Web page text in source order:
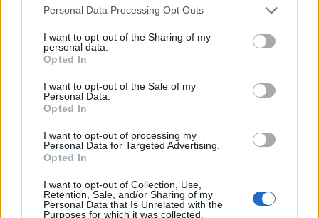
Please note that this website/app uses one or more Google
not limited to your visit or usage behaviour. You may click to
grant or deny consent to Google and its third-party tags to
use your data for below specified purposes in below Google
consent section.
Personal Data Processing Opt Outs
I want to opt-out of the Sharing of my
personal data.
Opted In
I want to opt-out of the Sale of my
Personal Data.
Opted In
I want to opt-out of processing my
Personal Data for Targeted Advertising.
Opted In
I want to opt-out of Collection, Use,
Retention, Sale, and/or Sharing of my
Personal Data that Is Unrelated with the
Purposes for which it was collected.
Vasárnap Nógrádot is eléri a legmagasabb
figyelmeztetés